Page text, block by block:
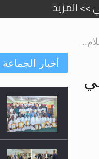
في
أخبار الجماعة